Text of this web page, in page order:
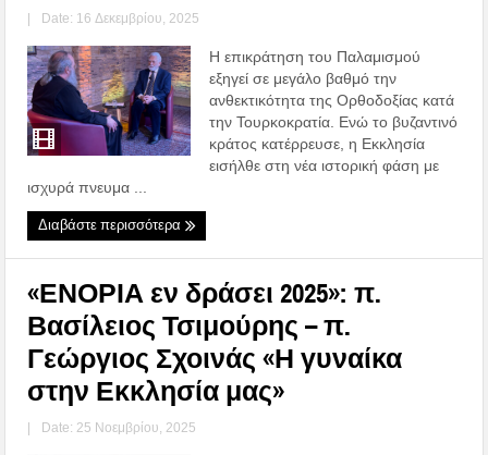
| Date: 16 Δεκεμβρίου, 2025
Η επικράτηση του Παλαμισμού
εξηγεί σε μεγάλο βαθμό την
ανθεκτικότητα της Ορθοδοξίας κατά
την Τουρκοκρατία. Ενώ το βυζαντινό
κράτος κατέρρευσε, η Εκκλησία
εισήλθε στη νέα ιστορική φάση με
ισχυρά πνευμα ...
Διαβάστε περισσότερα
«ΕΝΟΡΙΑ εν δράσει 2025»: π.
Βασίλειος Τσιμούρης – π.
Γεώργιος Σχοινάς «Η γυναίκα
στην Εκκλησία μας»
| Date: 25 Νοεμβρίου, 2025